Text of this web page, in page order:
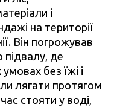
і
на території
Він погрожував
де
без їжі і
лягати протягом
стояти у воді,